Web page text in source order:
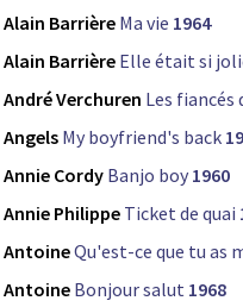
Alain Barrière Ma vie 1964
Alain Barrière Elle était si
André Verchuren Les fiancés
Angels My boyfriend's back
Annie Cordy Banjo boy 1960
Annie Philippe Ticket de quai
AntoineQu'est-ce que tu as
Antoine Bonjour salut 1968